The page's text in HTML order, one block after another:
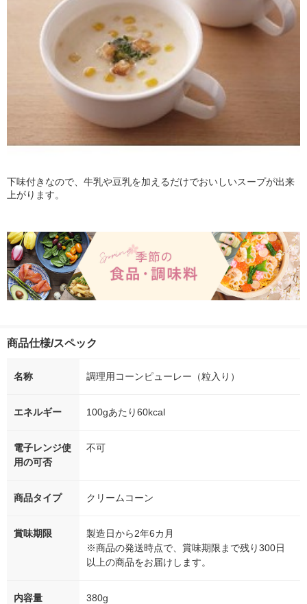
下味付きなので、牛乳や豆乳を加えるだけでおいしいスープが出来
上がります。
商品仕様/スペック
名称 調理用コーンピューレー（粒入り）
エネルギー 100gあたり60kcal
電子レンジ使
用の可否
不可
商品タイプ クリームコーン
賞味期限
製造日から2年6カ月
※商品の発送時点で、賞味期限まで残り300日
以上の商品をお届けします。
内容量 380g